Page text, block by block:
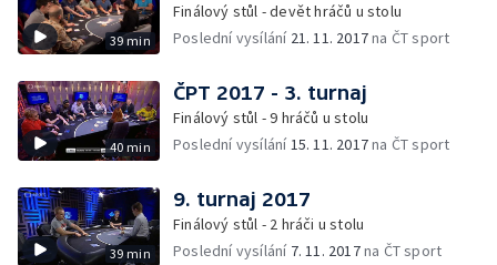
39 min
Finálový stůl - devět hráčů u stolu
Poslední vysílání 21. 11. 2017na ČT sport
40 min
ČPT 2017 - 3. turnaj
Finálový stůl - 9 hráčů u stolu
Poslední vysílání15. 11. 2017na ČT sport
39 min
9. turnaj 2017
Finálový stůl - 2 hráči u stolu
Poslední vysílání 7. 11. 2017na ČT sport